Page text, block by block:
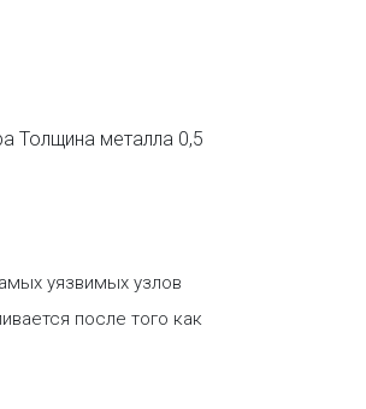
Толщина металла 0,5
уязвимых узлов
после того как